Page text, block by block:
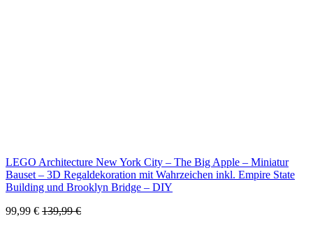
LEGO Architecture New York City – The Big Apple – Miniatur
Bauset – 3D Regaldekoration mit Wahrzeichen inkl. Empire State
Building und Brooklyn Bridge – DIY
99,99 € 139,99 €